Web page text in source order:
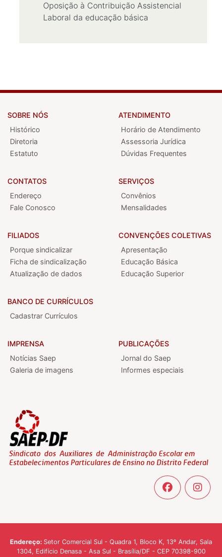
Oposição à Contribuição Assistencial
Laboral da educação básica
SOBRE NÓS
Histórico
Diretoria
Estatuto
CONTATOS
Endereço
Fale Conosco
ATENDIMENTO
Horário de Atendimento
Assessoria Jurídica
Dúvidas Frequentes
SERVIÇOS
Convênios
Mensalidades
FILIADOS
Porque sindicalizar
Ficha de sindicalização
Atualização de dados
BANCO DE CURRÍCULOS
Cadastrar Currículos
CONVENÇÕES COLETIVAS
Apresentação
Educação Básica
Educação Superior
IMPRENSA
Notícias Saep
Galeria de imagens
PUBLICAÇÕES
Jornal do Saep
Informes especiais
Endereço: Setor Comercial Sul - Quadra 1, Bloco K, 13º Andar, Sala
1304, Edifício Denasa - Asa Sul - Brasília/DF - CEP 70398-900